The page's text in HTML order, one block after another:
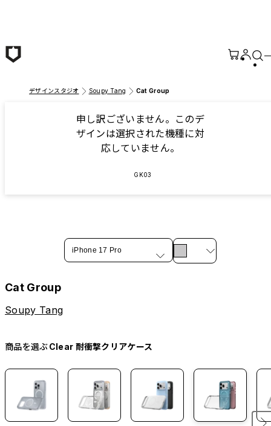
デザインスタジオ Soupy Tang Cat Group
申し訳ございません。このデ
ザインは選択された機種に対
応していません。
GK03
iPhone 17 Pro
Cat Group
Soupy Tang
商品を選ぶClear 耐衝撃クリアケース